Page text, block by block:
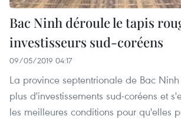
Bac Ninh déroule le tapis
investisseurs sud-coréens
09/05/2019 04:17
La province septentrionale de Bac
plus d'investissements sud-coréens et
les meilleures conditions pour qu'elles